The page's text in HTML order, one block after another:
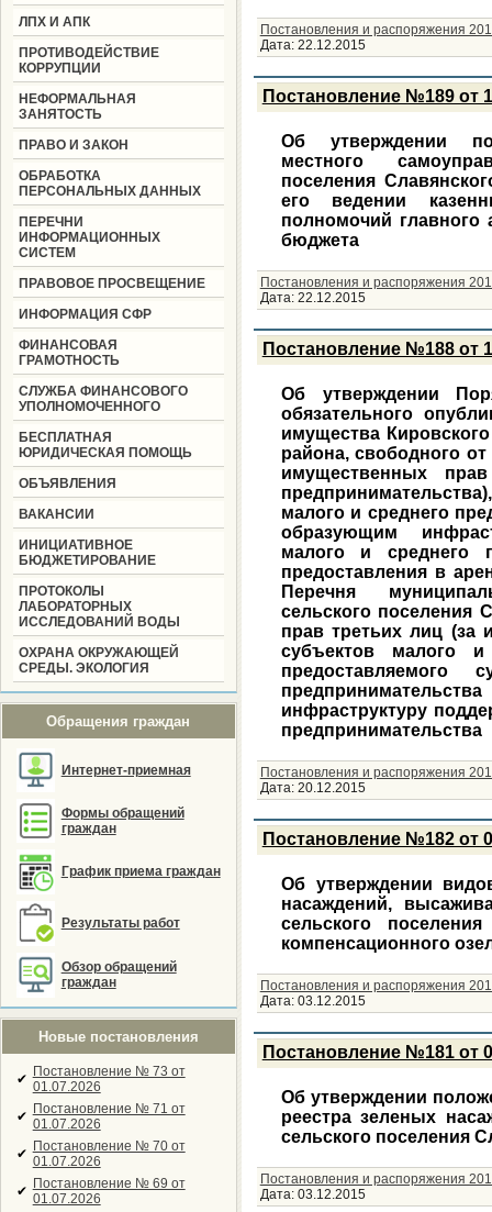
ЛПХ И АПК
ПРОТИВОДЕЙСТВИЕ
КОРРУПЦИИ
НЕФОРМАЛЬНАЯ
ЗАНЯТОСТЬ
ПРАВО И ЗАКОН
ОБРАБОТКА
ПЕРСОНАЛЬНЫХ ДАННЫХ
ПЕРЕЧНИ
ИНФОРМАЦИОННЫХ
СИСТЕМ
ПРАВОВОЕ ПРОСВЕЩЕНИЕ
ИНФОРМАЦИЯ СФР
ФИНАНСОВАЯ
ГРАМОТНОСТЬ
СЛУЖБА ФИНАНСОВОГО
УПОЛНОМОЧЕННОГО
БЕСПЛАТНАЯ
ЮРИДИЧЕСКАЯ ПОМОЩЬ
ОБЪЯВЛЕНИЯ
ВАКАНСИИ
ИНИЦИАТИВНОЕ
БЮДЖЕТИРОВАНИЕ
ПРОТОКОЛЫ
ЛАБОРАТОРНЫХ
ИССЛЕДОВАНИЙ ВОДЫ
ОХРАНА ОКРУЖАЮЩЕЙ
СРЕДЫ. ЭКОЛОГИЯ
Обращения граждан
Интернет-приемная
Формы обращений
граждан
График приема граждан
Результаты работ
Обзор обращений
граждан
Новые постановления
✔ Постановление № 73 от
01.07.2026
✔ Постановление № 71 от
01.07.2026
✔ Постановление № 70 от
01.07.2026
✔ Постановление № 69 от
01.07.2026
Постановления и распоряжения
Дата: 22.12.2015
Постановление №189 от
Об утверждении
местного
поселения
его ведении
полномочий главного
бюджета
Постановления и распоряжения
Дата: 22.12.2015
Постановление №188 от
Об утверждении
обязательного
имущества
района, свободного
имущественных
малого и среднего
образующим
малого и среднего
предоставления в
Перечня
сельского поселения
прав третьих лиц (за
субъектов малого и
предоставляемого
инфраструктуру
предпринимательства
Постановления и распоряжения
Дата: 20.12.2015
Постановление №182 от
Об утверждении
насаждений,
сельского
компенсационного
Постановления и распоряжения
Дата: 03.12.2015
Постановление №181 от
Об утверждении
реестра зеленых
сельского поселения
Постановления и распоряжения
Дата: 03.12.2015